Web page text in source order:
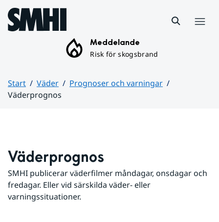
Hoppa till sidans innehåll
Meddelande
Risk för skogsbrand
Start Väder
Prognoser och varningar
Väderprognos
Väderprognos
SMHI publicerar väderfilmer måndagar, onsdagar och
fredagar. Eller vid särskilda väder- eller
varningssituationer.